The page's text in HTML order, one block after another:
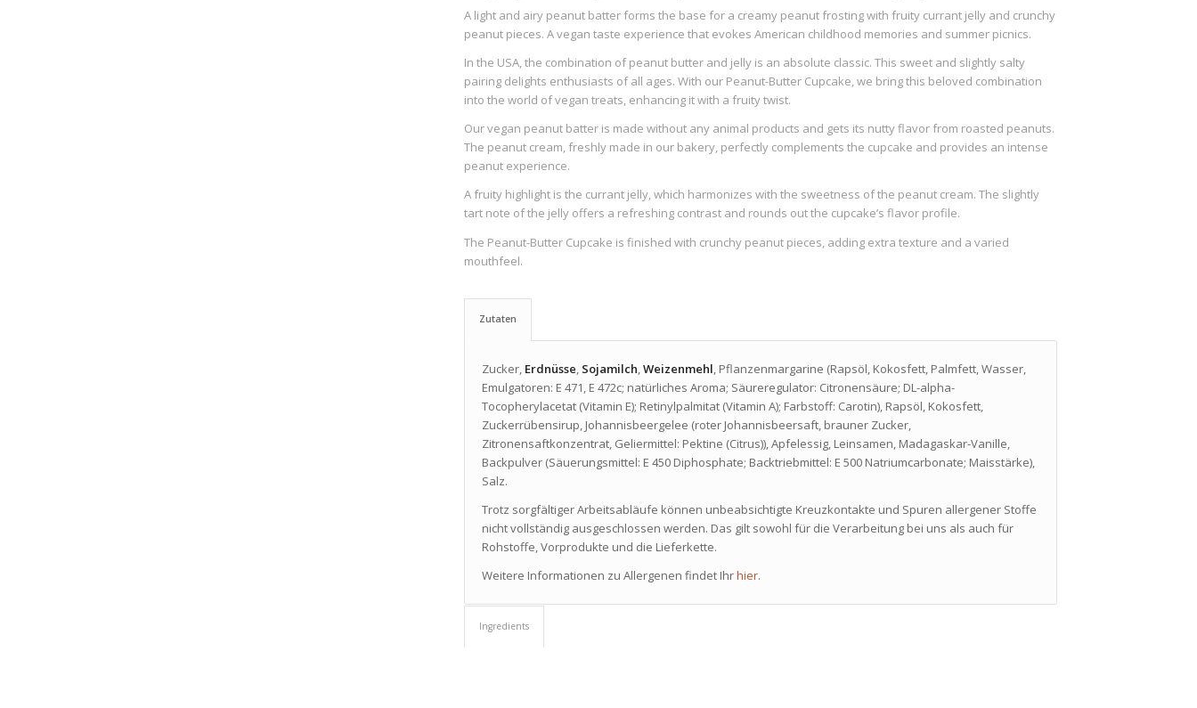
A light and airy peanut batter forms the base for a creamy peanut frosting with fruity currant jelly and crunchy
peanut pieces. A vegan taste experience that evokes American childhood memories and summer picnics.
In the USA, the combination of peanut butter and jelly is an absolute classic. This sweet and slightly salty
pairing delights enthusiasts of all ages. With our Peanut-Butter Cupcake, we bring this beloved combination
into the world of vegan treats, enhancing it with a fruity twist.
Our vegan peanut batter is made without any animal products and gets its nutty flavor from roasted peanuts.
The peanut cream, freshly made in our bakery, perfectly complements the cupcake and provides an intense
peanut experience.
A fruity highlight is the currant jelly, which harmonizes with the sweetness of the peanut cream. The slightly
tart note of the jelly offers a refreshing contrast and rounds out the cupcake’s flavor profile.
The Peanut-Butter Cupcake is finished with crunchy peanut pieces, adding extra texture and a varied
mouthfeel.
Zutaten
Zucker, Erdnüsse Sojamilch Weizenmehl , Pflanzenmargarine (Rapsöl, Kokosfett, Palmfett, Wasser,
Emulgatoren: E 471, E 472c; natürliches Aroma; Säureregulator: Citronensäure; DL-alpha-
Tocopherylacetat (Vitamin E); Retinylpalmitat (Vitamin A); Farbstoff: Carotin), Rapsöl, Kokosfett,
Zuckerrübensirup, Johannisbeergelee (roter Johannisbeersaft, brauner Zucker,
Zitronensaftkonzentrat, Geliermittel: Pektine (Citrus)), Apfelessig, Leinsamen, Madagaskar-Vanille,
Backpulver (Säuerungsmittel: E 450 Diphosphate; Backtriebmittel: E 500 Natriumcarbonate; Maisstärke),
Salz.
Trotz sorgfältiger Arbeitsabläufe können unbeabsichtigte Kreuzkontakte und Spuren allergener Stoffe
nicht vollständig ausgeschlossen werden. Das gilt sowohl für die Verarbeitung bei uns als auch für
Rohstoffe, Vorprodukte und die Lieferkette.
Weitere Informationen zu Allergenen findet Ihrhier.
Ingredients